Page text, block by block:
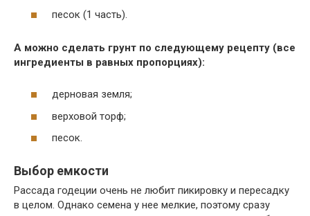
песок (1 часть).
А можно сделать грунт по следующему рецепту (все
ингредиенты в равных пропорциях):
дерновая земля;
верховой торф;
песок.
Выбор емкости
Рассада годеции очень не любит пикировку и пересадку
в целом. Однако семена у нее мелкие, поэтому сразу